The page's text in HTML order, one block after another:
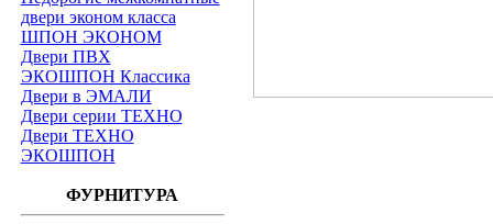
двери эконом класса
ШПОН ЭКОНОМ
Двери ПВХ
ЭКОШПОН Классика
Двери в ЭМАЛИ
Двери серии ТЕХНО
Двери ТЕХНО
ЭКОШПОН
ФУРНИТУРА